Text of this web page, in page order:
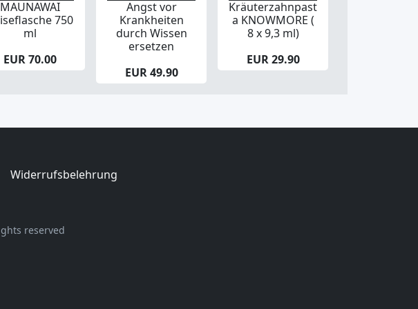
MAUNAWAI
750
ml
EUR 70.00
Angst vor
Krankheiten
durch Wissen
ersetzen
EUR 49.90
Kräuterzahnpast
a KNOWMORE (
8 x 9,3 ml)
EUR 29.90
Widerrufsbelehrung
reserved